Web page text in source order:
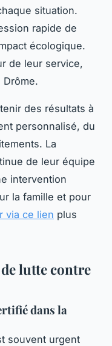
situation.
rapide de
écologique.
de leur service,
des résultats à
personnalisé, du
La
de leur équipe
intervention
la famille et pour
via ce lien plus
lutte contre
dans la
souvent urgent